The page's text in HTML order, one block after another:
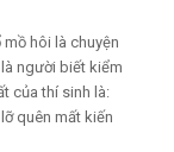
hôi là chuyện
người biết kiểm
của thí sinh là:
quên mất kiến